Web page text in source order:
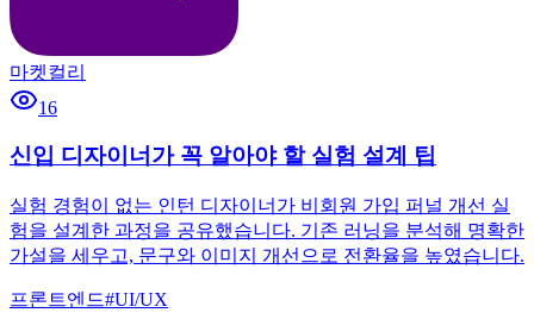
마켓컬리
16
신입 디자이너가 꼭 알아야 할 실험 설계 팁
실험 경험이 없는 인턴 디자이너가 비회원 가입 퍼널 개선 실
험을 설계한 과정을 공유했습니다. 기존 러닝을 분석해 명확한
가설을 세우고, 문구와 이미지 개선으로 전환율을 높였습니다.
프론트엔드#UI/UX